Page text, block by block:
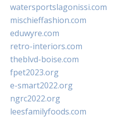
watersportslagonissi.com
mischieffashion.com
eduwyre.com
retro-interiors.com
theblvd-boise.com
fpet2023.org
e-smart2022.org
ngrc2022.org
leesfamilyfoods.com